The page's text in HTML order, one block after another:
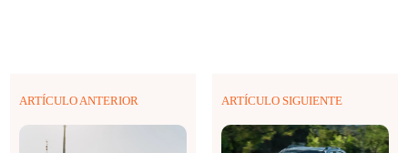
ARTÍCULO ANTERIOR ARTÍCULO SIGUIENTE